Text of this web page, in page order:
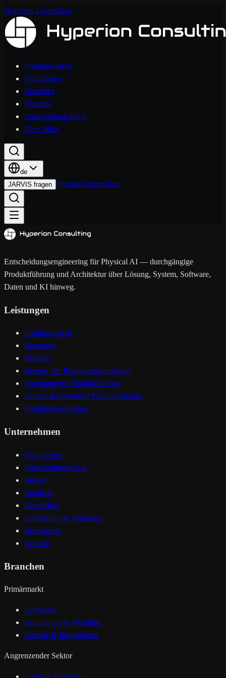
Hyperion Consulting
Produktsystem
Fähigkeiten
Branchen
Mandate
Entscheidungslabor
Über Mich
de
JARVIS fragen Produkt besprechen
Entscheidungsengineering für Physical AI — durchgängige
Produktführung und Architektur über Lösung, System, Software,
Daten und KI hinweg.
Leistungen
Produktsystem
Branchen
Mandate
Review der Produktentscheidung
Programm für Produktführung
Partner für operative Produktführung
Produkt besprechen
Unternehmen
Fähigkeiten
Entscheidungslabor
Belege
Einblicke
Über Mich
Umsetzung & Vertrauen
Ressourcen
Kontakt
Branchen
Primärmarkt
Fertigung
Automotive & Mobilität
Energie & Infrastruktur
Angrenzender Sektor